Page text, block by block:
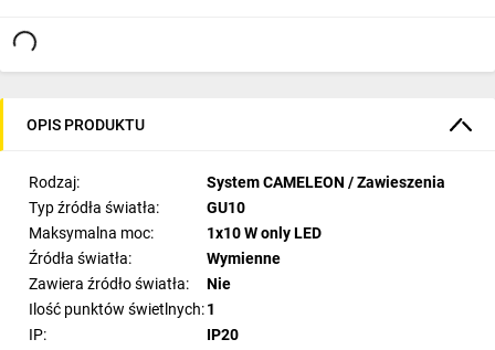
OPIS PRODUKTU
Rodzaj:
System CAMELEON / Zawieszenia
Typ źródła światła:
GU10
Maksymalna moc:
1x10 W only LED
Źródła światła:
Wymienne
Zawiera źródło światła:
Nie
Ilość punktów świetlnych:1
IP:
IP20